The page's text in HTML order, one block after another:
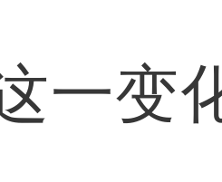
变化